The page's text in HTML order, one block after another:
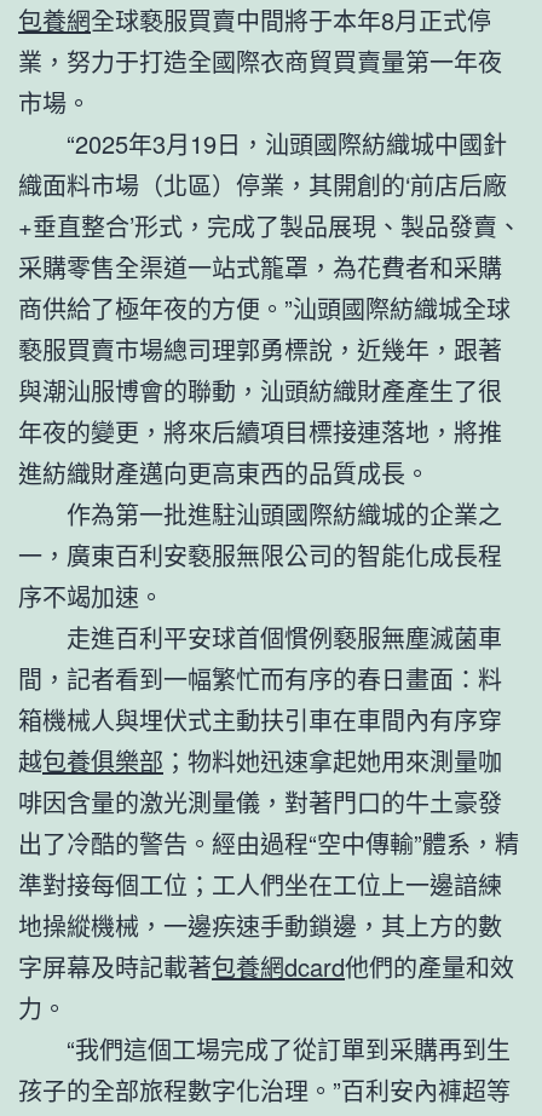
包養網全球褻服買賣中間將于本年8月正式停
業，努力于打造全國際衣商貿買賣量第一年夜
市場。
“2025年3月19日，汕頭國際紡織城中國針
織面料市場（北區）停業，其開創的‘前店后廠
+垂直整合’形式，完成了製品展現、製品發賣、
采購零售全渠道一站式籠罩，為花費者和采購
商供給了極年夜的方便。”汕頭國際紡織城全球
褻服買賣市場總司理郭勇標說，近幾年，跟著
與潮汕服博會的聯動，汕頭紡織財產產生了很
年夜的變更，將來后續項目標接連落地，將推
進紡織財產邁向更高東西的品質成長。
作為第一批進駐汕頭國際紡織城的企業之
一，廣東百利安褻服無限公司的智能化成長程
序不竭加速。
走進百利平安球首個慣例褻服無塵滅菌車
間，記者看到一幅繁忙而有序的春日畫面：料
箱機械人與埋伏式主動扶引車在車間內有序穿
越包養俱樂部 ；物料她迅速拿起她用來測量咖
啡因含量的激光測量儀，對著門口的牛土豪發
出了冷酷的警告。經由過程“空中傳輸”體系，精
準對接每個工位；工人們坐在工位上一邊諳練
地操縱機械，一邊疾速手動鎖邊，其上方的數
字屏幕及時記載著包養網dcard他們的產量和效
力。
“我們這個工場完成了從訂單到采購再到生
孩子的全部旅程數字化治理。”百利安內褲超等